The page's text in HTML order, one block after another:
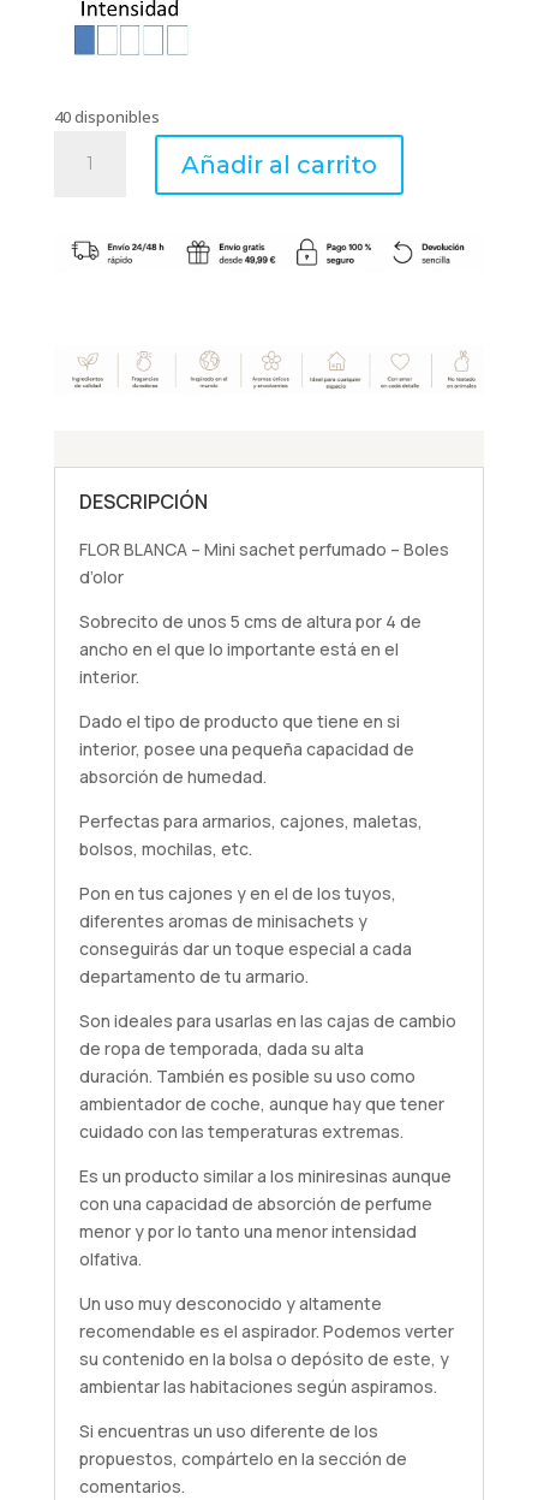
40 disponibles
BLANCA
sachet
d'olor
cantidad
Añadir al carrito
DESCRIPCIÓN
FLOR BLANCA – Mini sachet perfumado – Boles
d’olor
Sobrecito de unos 5 cms de altura por 4 de
ancho en el que lo importante está en el
interior.
Dado el tipo de producto que tiene en si
interior, posee una pequeña capacidad de
absorción de humedad.
Perfectas para armarios, cajones, maletas,
bolsos, mochilas, etc.
Pon en tus cajones y en el de los tuyos,
diferentes aromas de minisachets y
conseguirás dar un toque especial a cada
departamento de tu armario.
Son ideales para usarlas en las cajas de cambio
de ropa de temporada, dada su alta
duración. También es posible su uso como
ambientador de coche, aunque hay que tener
cuidado con las temperaturas extremas.
Es un producto similar a los miniresinas aunque
con una capacidad de absorción de perfume
menor y por lo tanto una menor intensidad
olfativa.
Un uso muy desconocido y altamente
recomendable es el aspirador. Podemos verter
su contenido en la bolsa o depósito de este, y
ambientar las habitaciones según aspiramos.
Si encuentras un uso diferente de los
propuestos, compártelo en la sección de
comentarios.